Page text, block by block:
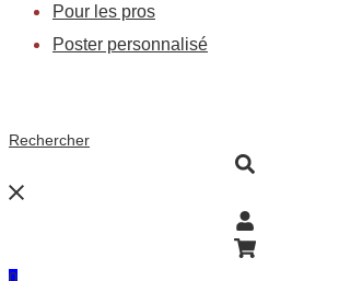
Pour les pros
Poster personnalisé
Rechercher